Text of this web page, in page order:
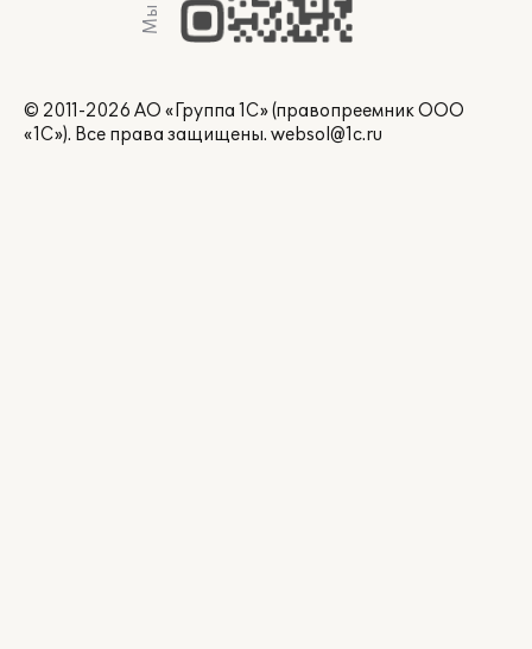
© 2011-2026 АО «Группа 1С» (правопреемник ООО
«1С»). Все права защищены. websol@1c.ru